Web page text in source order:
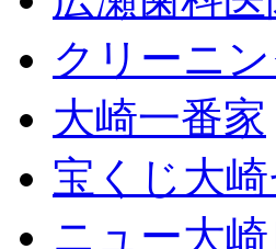
クリーニ
大崎一番家
宝くじ大
ニュー大